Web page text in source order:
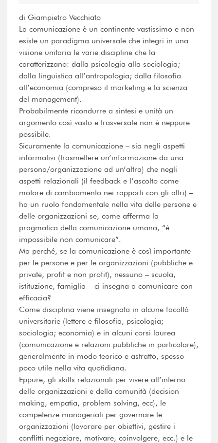
di Giampietro Vecchiato
La comunicazione è un continente vastissimo e non
esiste un paradigma universale che integri in una
visione unitaria le varie discipline che la
caratterizzano: dalla psicologia alla sociologia;
dalla linguistica all’antropologia; dalla filosofia
all’economia (compreso il marketing e la scienza
del management).
Probabilmente ricondurre a sintesi e unità un
argomento così vasto e trasversale non è neppure
possibile.
Sicuramente la comunicazione – sia negli aspetti
informativi (trasmettere un’informazione da una
persona/organizzazione ad un’altra) che negli
aspetti relazionali (il feedback e l’ascolto come
motore di cambiamento nei rapporti con gli altri) –
ha un ruolo fondamentale nella vita delle persone e
delle organizzazioni se, come afferma la
pragmatica della comunicazione umana, “è
impossibile non comunicare”.
Ma perché, se la comunicazione è così importante
per le persone e per le organizzazioni (pubbliche e
private, profit e non profit), nessuno – scuola,
istituzione, famiglia – ci insegna a comunicare con
efficacia?
Come disciplina viene insegnata in alcune facoltà
universitarie (lettere e filosofia, psicologia;
sociologia; economia) e in alcuni corsi laurea
(comunicazione e relazioni pubbliche in particolare),
generalmente in modo teorico e astratto, spesso
poco utile nella vita quotidiana.
Eppure, gli skills relazionali per vivere all’interno
delle organizzazioni e della comunità (decision
making, empatia, problem solving, ecc), le
competenze manageriali per governare le
organizzazioni (lavorare per obiettivi, gestire i
conflitti negoziare, motivare, coinvolgere, ecc.) e le